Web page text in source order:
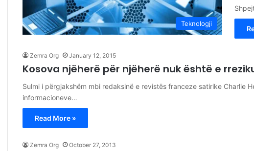
Teknologji
Zemra Org January 12, 2015
Kosova njëherë për njëherë nuk është e
Sulmi i përgjakshëm mbi redaksinë e revistës franceze satirike Charlie
informacioneve…
Read More »
Zemra Org October 27, 2013